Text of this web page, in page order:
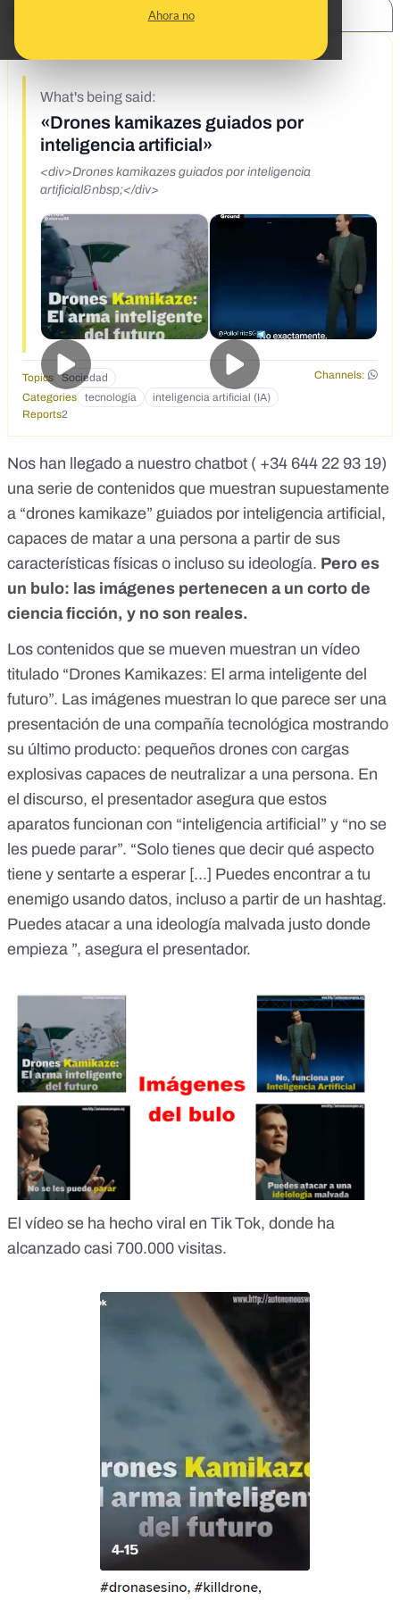
Ahora no
4/28/22
What's being said:
«Drones kamikazes guiados por
inteligencia artificial»
<div>Drones kamikazes guiados por inteligencia
artificial&nbsp;</div>
Topics Sociedad
Channels:
Categories
tecnología
inteligencia artificial (IA)
Reports2
Nos han llegado a nuestro chatbot ( +34 644 22 93 19)
una serie de contenidos que muestran supuestamente
a “drones kamikaze” guiados por inteligencia artificial,
capaces de matar a una persona a partir de sus
características físicas o incluso su ideología. Pero es
un bulo: las imágenes pertenecen a un corto de
ciencia ficción, y no son reales.
Los contenidos que se mueven muestran un vídeo
titulado “Drones Kamikazes: El arma inteligente del
futuro”. Las imágenes muestran lo que parece ser una
presentación de una compañía tecnológica mostrando
su último producto: pequeños drones con cargas
explosivas capaces de neutralizar a una persona. En
el discurso, el presentador asegura que estos
aparatos funcionan con “inteligencia artificial” y “no se
les puede parar”. “Solo tienes que decir qué aspecto
tiene y sentarte a esperar [...] Puedes encontrar a tu
enemigo usando datos, incluso a partir de un hashtag.
Puedes atacar a una ideología malvada justo donde
empieza ”, asegura el presentador.
El vídeo se ha hecho viral en Tik Tok, donde ha
alcanzado casi 700.000 visitas.